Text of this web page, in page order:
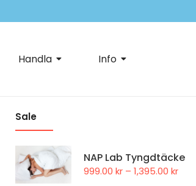
Handla Info
Sale
NAP Lab Tyngdtäcke
999.00kr – 1,395.00kr